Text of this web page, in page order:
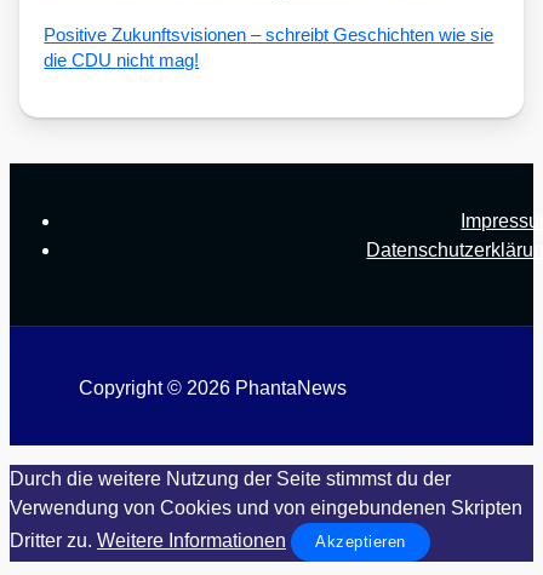
Posi­ti­ve Zukunfts­vi­sio­nen – schreibt Geschich­ten wie sie
die CDU nicht mag!
Copyright © 2026 PhantaNews
Durch die weitere Nutzung der Seite stimmst du der
Verwendung von Cookies und von eingebundenen Skripten
Dritter zu. Weitere Informationen Akzeptieren